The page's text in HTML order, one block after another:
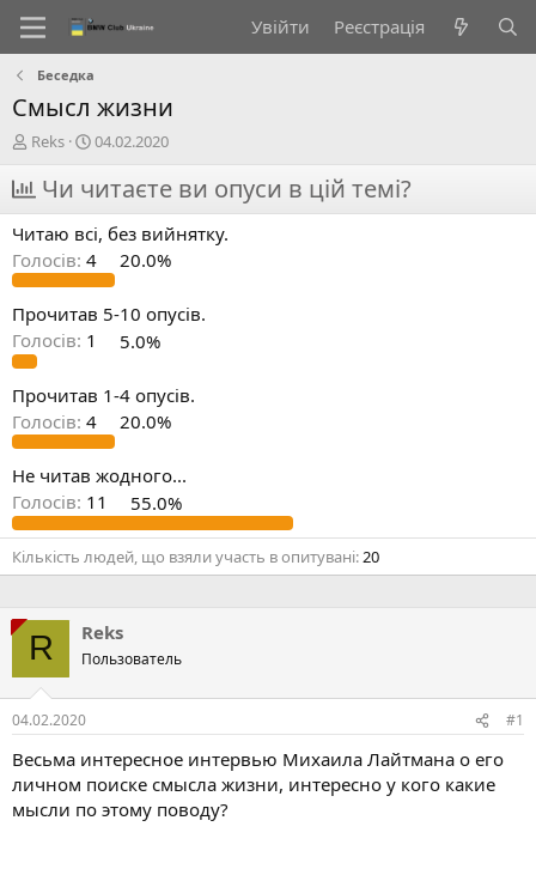
Увійти Реєстрація
Беседка
Смысл жизни
А
т
о
р
т
е
м
и
Reks
Д
т
а
с
т
в
о
р
я
04.02.2020
Чи читаєте ви опуси в цій темі?
Читаю всі, без вийнятку.
Голосів: 4 20.0%
Прочитав 5-10 опусів.
Голосів: 1 5.0%
Прочитав 1-4 опусів.
Голосів: 4 20.0%
Не читав жодного...
Голосів: 11 55.0%
Кількість людей, що взяли участь в опитувані 20
R Reks
Пользователь
04.02.2020 #1
Весьма интересное интервью Михаила Лайтмана о его
личном поиске смысла жизни, интересно у кого какие
мысли по этому поводу?